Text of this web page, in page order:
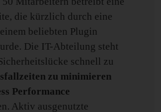
die kürzlich durch eine
beliebten Plugin
Die IT-Abteilung steht
schnell zu
zu minimieren
Performance
Aktiv ausgenutzte